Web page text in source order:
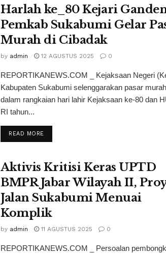
Harlah ke_80 Kejari
Pemkab Sukabumi Gelar
Murah di Cibadak
by admin 12 AGUSTUS 2025 0
REPORTIKANEWS.COM _ Kejaksaan Negeri
Kabupaten Sukabumi selenggarakan pasar murah
dalam rangkaian hari lahir Kejaksaan ke-80 dan
RI tahun...
READ MORE
Aktivis Kritisi Keras UPTD
BMPR Jabar Wilayah II,
Jalan Sukabumi Menuai
Komplik
by admin 11 AGUSTUS 2025 0
REPORTIKANEWS.COM _ Persoalan